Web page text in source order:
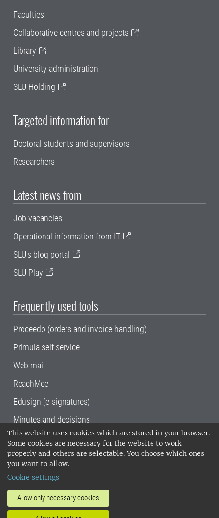
This website uses cookies which are stored in your browser.
Some cookies are necessary for the website to work
properly and others are selectable. You choose which ones
you want to allow.
Cookie settings
Allow only necessary cookies
Faculties
Collaborative centres and projects
Library
University administration
SLU Holding
Targeted information for
Doctoral students and supervisors
Researchers
Latest news from
Job vacancies
Operational information from IT
SLU's blog portal
SLU Play
Frequently used tools
Proceedo (orders and invoice handling)
Primula self service
Web mail
ReachMee
Edusign (e-signatures)
Minutes and decisions
SLU, the Swedish University of Agricultural
Sciences , has its main locations in Alnarp,
Uppsala and Umeå.
14001 environmental standard. •
invoice address•About the staff web
SLU's websites
•Manage cookies